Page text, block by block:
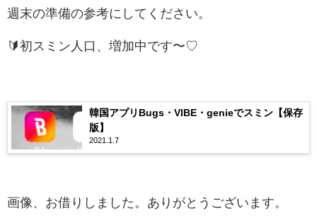
週末の準備の参考にしてください。
🔰初スミン人口、増加中です〜♡
韓国アプリBugs・VIBE・genieでスミン【保存
版】
2021.1.7
画像、お借りしました。ありがとうございます。